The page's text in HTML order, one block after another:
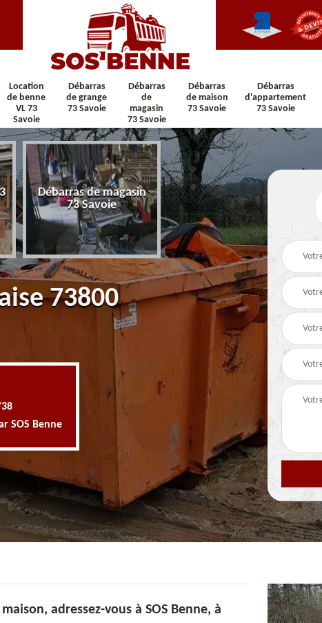
Location
de benne
VL 73
Savoie
Débarras
de grange
73 Savoie
Débarras
de
magasin
73 Savoie
Débarras
de maison
73 Savoie
Débarras
d'appartement
73 Savoie
Débarras de magasin
73 Savoie
Débarras de maison 73
Savoie
73800
SOS Benne
adressez-vous à SOS Benne, à